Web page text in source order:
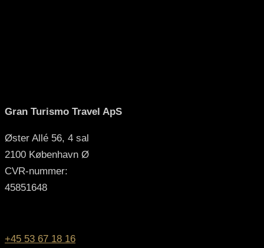
Gran Turismo Travel ApS
Øster Allé 56, 4 sal
2100 København Ø
CVR-nummer:
45851648
+45 53 67 18 16